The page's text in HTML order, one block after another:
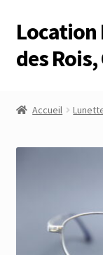
Aller
à
la
Aller
au
contenu
des
Accueil